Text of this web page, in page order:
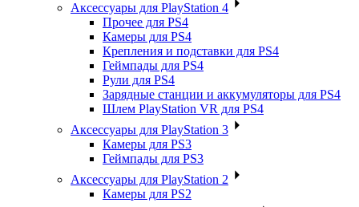
Аксессуары для PlayStation 4
Прочее для PS4
Камеры для PS4
Крепления и подставки для PS4
Геймпады для PS4
Рули для PS4
Зарядные станции и аккумуляторы для PS4
Шлем PlayStation VR для PS4
Аксессуары для PlayStation 3
Камеры для PS3
Геймпады для PS3
Аксессуары для PlayStation 2
Камеры для PS2